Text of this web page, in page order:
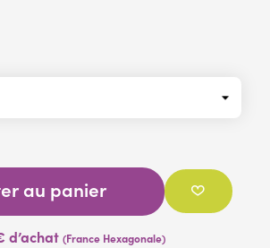
au panier
d’achat(France Hexagonale)